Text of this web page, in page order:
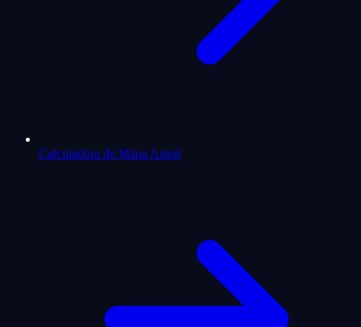
Calculadora de Mapa Astral